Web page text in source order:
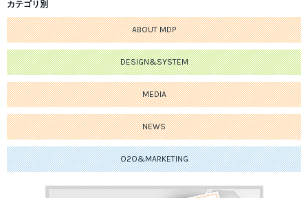
カテゴリ別
ABOUT MDP
DESIGN&SYSTEM
MEDIA
NEWS
O2O&MARKETING